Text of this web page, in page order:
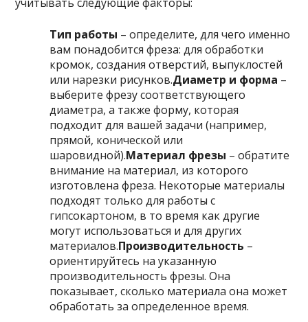
Тип работы – определите, для чего именно
вам понадобится фреза: для обработки
кромок, создания отверстий, выпуклостей
или нарезки рисунков.Диаметр и форма –
выберите фрезу соответствующего
диаметра, а также форму, которая
подходит для вашей задачи (например,
прямой, конической или
шаровидной).Материал фрезы – обратите
внимание на материал, из которого
изготовлена фреза. Некоторые материалы
подходят только для работы с
гипсокартоном, в то время как другие
могут использоваться и для других
материалов.Производительность –
ориентируйтесь на указанную
производительность фрезы. Она
показывает, сколько материала она может
обработать за определенное время.